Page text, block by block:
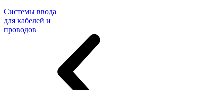
Системы ввода
для кабелей и
проводов